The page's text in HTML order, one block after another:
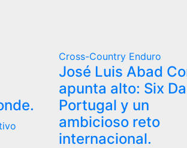
Cross-Country Enduro
José Luis Abad
apunta alto: Six
Portugal y un
ambicioso reto
internacional.